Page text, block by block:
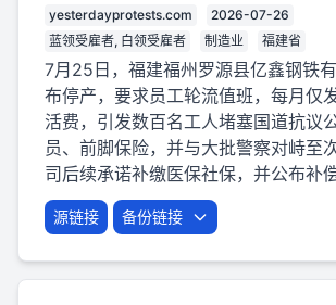
yesterdayprotests.com
2026-07-26
蓝领受雇者, 白领受雇者
制造业 福建省
7月25日，福建福州罗源县亿鑫钢铁
布停产，要求员工轮流值班，每月仅
活费，引发数百名工人堵塞国道抗议
员、前脚保险，并与大批警察对峙至
司后续承诺补缴医保社保，并公布补偿
源链接 备份链接